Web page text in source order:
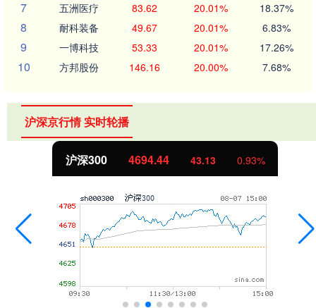
7 五洲医疗 83.62 20.01% 18.37%
8 耐科装备 49.67 20.01% 6.83%
9 一博科技 53.33 20.01% 17.26%
10 方邦股份 146.16 20.00% 7.68%
沪深京行情 实时轮播
北证50 1134.24 11.37